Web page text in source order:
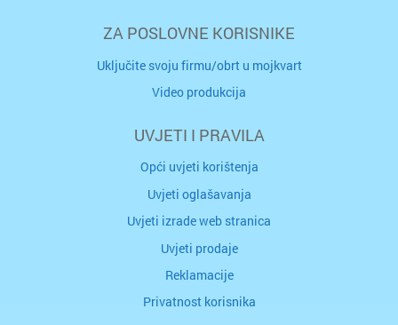
ZA POSLOVNE KORISNIKE
Uključite svoju firmu/obrt u mojkvart
Video produkcija
UVJETI I PRAVILA
Opći uvjeti korištenja
Uvjeti oglašavanja
Uvjeti izrade web stranica
Uvjeti prodaje
Reklamacije
Privatnost korisnika